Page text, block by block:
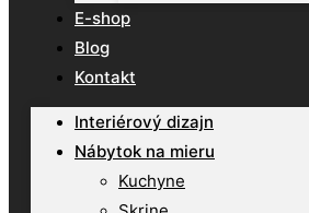
E-shop
Blog
Kontakt
Interiérový dizajn
Nábytok na mieru
Kuchyne